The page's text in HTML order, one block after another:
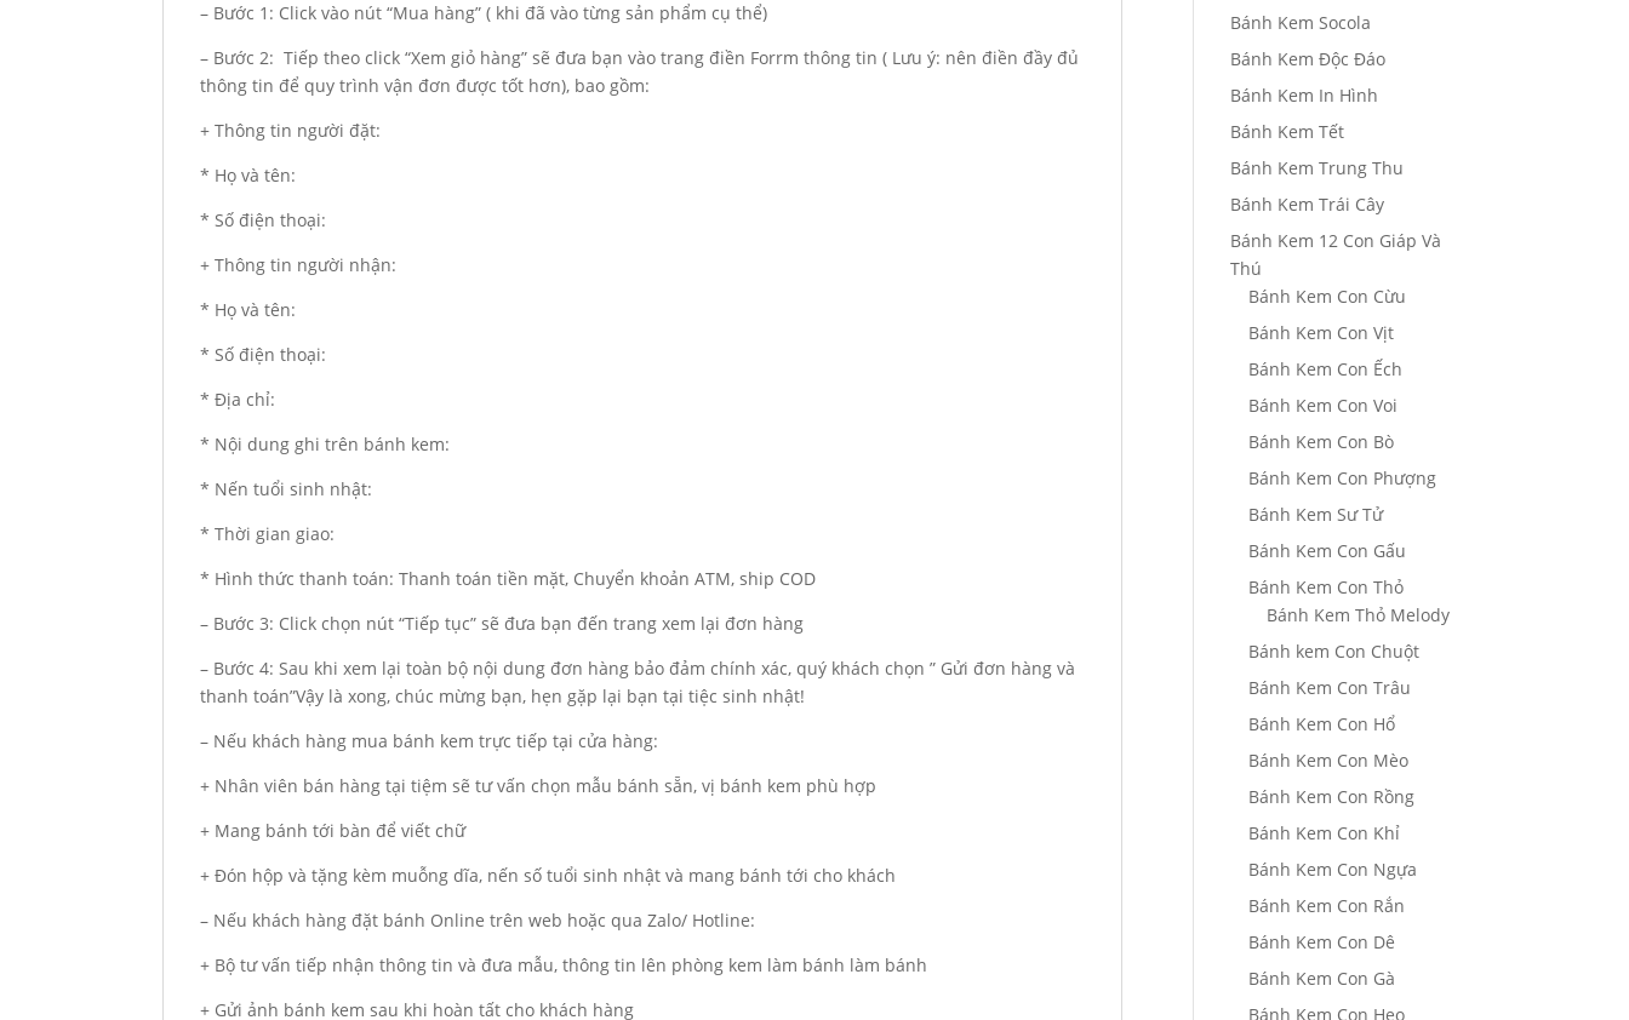
– Bước 1: Click vào nút “Mua hàng” ( khi đã vào từng sản phẩm cụ thể)
– Bước 2: Tiếp theo click “Xem giỏ hàng” sẽ đưa bạn vào trang điền Forrm thông tin ( Lưu ý: nên điền đầy đủ
thông tin để quy trình vận đơn được tốt hơn), bao gồm:
+ Thông tin người đặt:
* Họ và tên:
* Số điện thoại:
+ Thông tin người nhận:
* Họ và tên:
* Số điện thoại:
* Địa chỉ:
* Nội dung ghi trên bánh kem:
* Nến tuổi sinh nhật:
* Thời gian giao:
* Hình thức thanh toán: Thanh toán tiền mặt, Chuyển khoản ATM, ship COD
– Bước 3: Click chọn nút “Tiếp tục” sẽ đưa bạn đến trang xem lại đơn hàng
– Bước 4: Sau khi xem lại toàn bộ nội dung đơn hàng bảo đảm chính xác, quý khách chọn ” Gửi đơn hàng và
thanh toán”Vậy là xong, chúc mừng bạn, hẹn gặp lại bạn tại tiệc sinh nhật!
– Nếu khách hàng mua bánh kem trực tiếp tại cửa hàng:
+ Nhân viên bán hàng tại tiệm sẽ tư vấn chọn mẫu bánh sẵn, vị bánh kem phù hợp
+ Mang bánh tới bàn để viết chữ
+ Đón hộp và tặng kèm muỗng dĩa, nến số tuổi sinh nhật và mang bánh tới cho khách
– Nếu khách hàng đặt bánh Online trên web hoặc qua Zalo/ Hotline:
+ Bộ tư vấn tiếp nhận thông tin và đưa mẫu, thông tin lên phòng kem làm bánh làm bánh
+ Gửi ảnh bánh kem sau khi hoàn tất cho khách hàng
Bánh Kem Socola
Bánh Kem Độc Đáo
Bánh Kem In Hình
Bánh Kem Tết
Bánh Kem Trung Thu
Bánh Kem Trái Cây
Bánh Kem 12 Con Giáp Và
Thú
Bánh Kem Con Cừu
Bánh Kem Con Vịt
Bánh Kem Con Ếch
Bánh Kem Con Voi
Bánh Kem Con Bò
Bánh Kem Con Phượng
Bánh Kem Sư Tử
Bánh Kem Con Gấu
Bánh Kem Con Thỏ
Bánh Kem Thỏ Melody
Bánh kem Con Chuột
Bánh Kem Con Trâu
Bánh Kem Con Hổ
Bánh Kem Con Mèo
Bánh Kem Con Rồng
Bánh Kem Con Khỉ
Bánh Kem Con Ngựa
Bánh Kem Con Rắn
Bánh Kem Con Dê
Bánh Kem Con Gà
Bánh Kem Con Heo